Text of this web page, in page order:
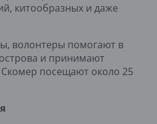
китообразных и даже
волонтеры помогают в
и принимают
посещают около 25